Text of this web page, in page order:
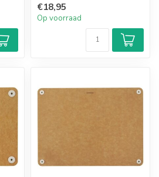
silicone...
€18,95
Op voorraad